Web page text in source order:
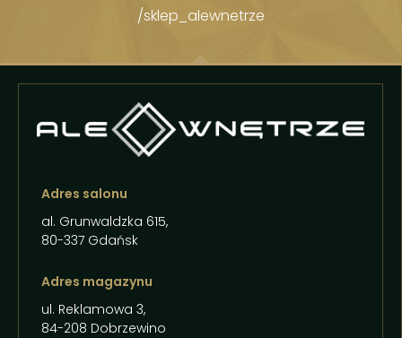
/sklep_alewnetrze
Adres salonu
al. Grunwaldzka 615,
80-337 Gdańsk
Adres magazynu
ul. Reklamowa 3,
84-208 Dobrzewino